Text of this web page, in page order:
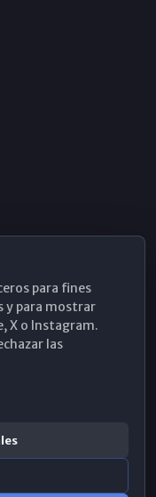
para fines
y para mostrar
X o Instagram.
las